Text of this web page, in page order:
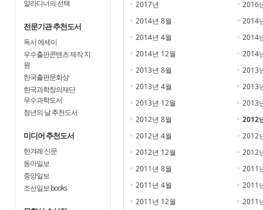
알라디너의 선택
전문기관 추천도서
독서 에세이
우수출판콘텐츠 제작 지
원
한국출판문화상
한국과학창의재단
우수과학도서
청년의 날 추천도서
미디어 추천도서
한겨레 신문
동아일보
중앙일보
조선일보 books
2017년
2016
2014년 8월
2014
2014년 4월
2014
2014년 12월
2014
2013년 8월
2013
2013년 4월
2013
2013년 12월
2013
2012년 8월
2012
2012년 4월
2012
2012년 12월
2012
2011년 8월
2011
2011년 4월
2011
2011년 12월
2011